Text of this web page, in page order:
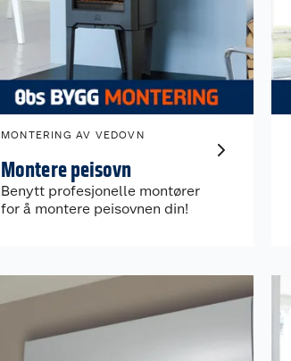
MONTERING AV VEDOVN
Montere peisovn
Benytt profesjonelle montører
for å montere peisovnen din!